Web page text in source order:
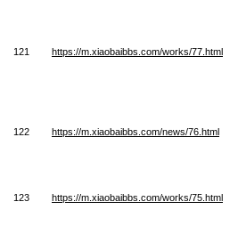
121 https://m.xiaobaibbs.com/works/77.html
122 https://m.xiaobaibbs.com/news/76.html
123 https://m.xiaobaibbs.com/works/75.html